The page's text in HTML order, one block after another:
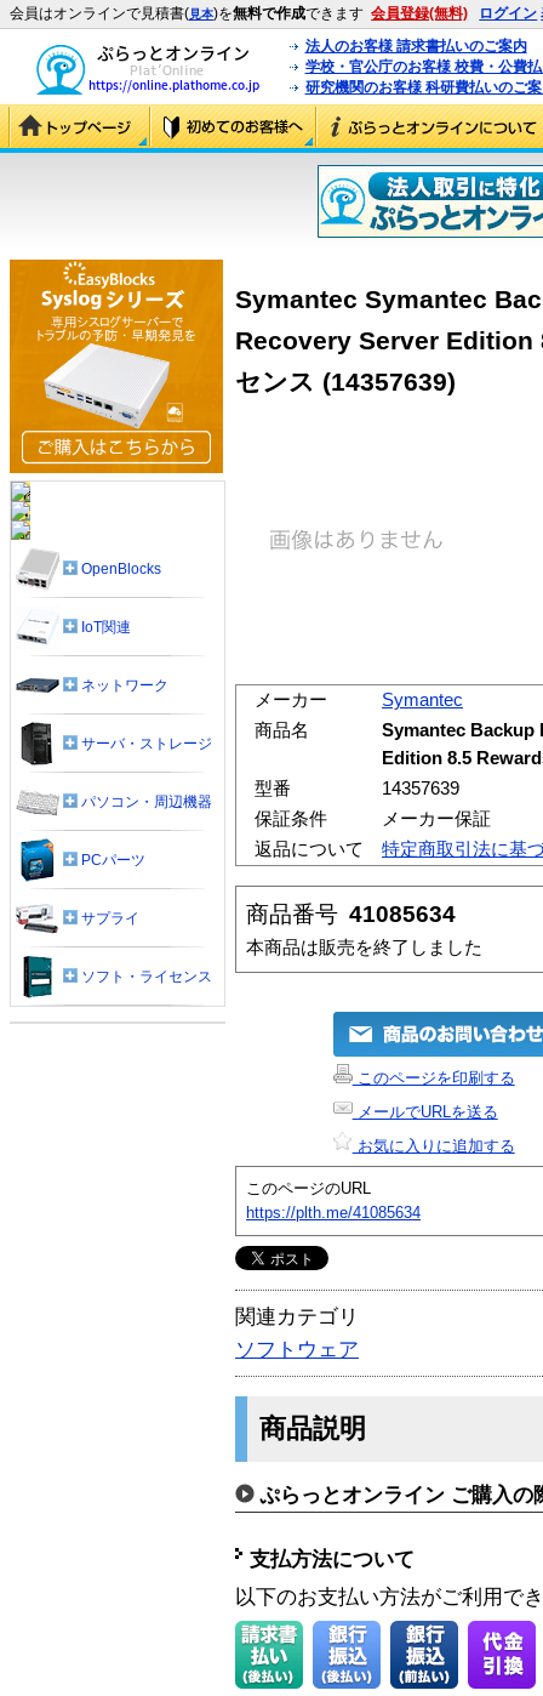
会員はオンラインで見積書(見本)を無料で作成できます 会員登録(無料) ログイン
法人のお客様 請求書払いのご案内
学校・官公庁のお客様 校費・公費
研究機関のお客様 科研費払いのご
Symantec Symantec
Recovery Server Edition
センス (14357639)
メーカー
Symantec
商品名
Symantec Backup
Edition 8.5
型番
14357639
保証条件
メーカー保証
返品について
特定商取引法に基
商品番号 41085634
本商品は販売を終了しました
このページを印刷する
メールでURLを送る
お気に入りに追加する
このページのURL
https://plth.me/41085634
関連カテゴリ
ソフトウェア
商品説明
ぷらっとオンライン ご購入の
支払方法について
以下のお支払い方法がご利用で
OpenBlocks
IoT関連
ネットワーク
サーバ・ストレージ
パソコン・周辺機器
PCパーツ
サプライ
ソフト・ライセンス